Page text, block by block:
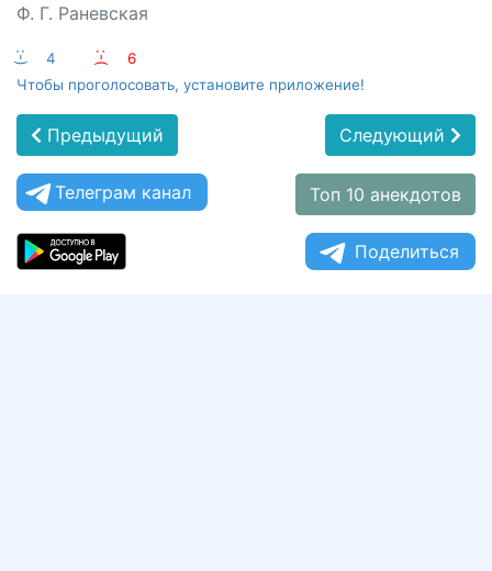
Ф. Г. Раневская
:-) 4 :-(
6
Чтобы проголосовать, установите приложение!
Предыдущий Следующий
Телеграм канал Топ 10 анекдотов
Поделиться